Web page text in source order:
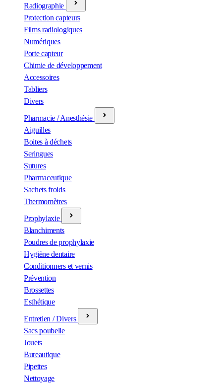
Radiographie
Protection capteurs
Films radiologiques
Numériques
Porte capteur
Chimie de développement
Accessoires
Tabliers
Divers
Pharmacie / Anesthésie
Aiguilles
Boites à déchets
Seringues
Sutures
Pharmaceutique
Sachets froids
Thermomètres
Prophylaxie
Blanchiments
Poudres de prophylaxie
Hygiène dentaire
Conditionners et vernis
Prévention
Brossettes
Esthétique
Entretien / Divers
Sacs poubelle
Jouets
Bureautique
Pipettes
Nettoyage